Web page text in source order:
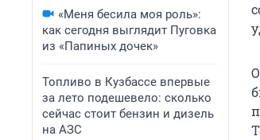
«Меня бесила моя роль»:
как сегодня выглядит Пуговка
из «Папиных дочек»
Топливо в Кузбассе впервые
за лето подешевело: сколько
сейчас стоит бензин и дизель
на АЗС